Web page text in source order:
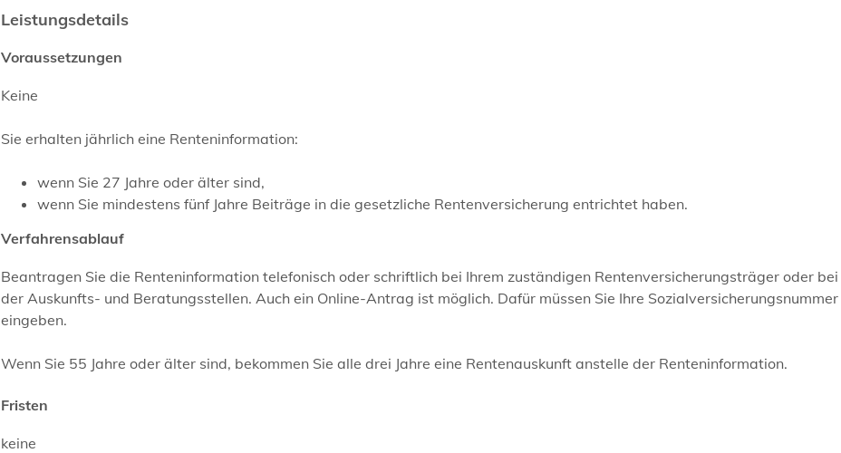
Leistungsdetails
Voraussetzungen
Keine
Sie erhalten jährlich eine Renteninformation:
wenn Sie 27 Jahre oder älter sind,
wenn Sie mindestens fünf Jahre Beiträge in die gesetzliche Rentenversicherung entrichtet haben.
Verfahrensablauf
Beantragen Sie die Renteninformation telefonisch oder schriftlich bei Ihrem zuständigen Rentenversicherungsträger oder
der Auskunfts- und Beratungsstellen. Auch ein Online-Antrag ist möglich. Dafür müssen Sie Ihre Sozialversicherungsnummer
eingeben.
Wenn Sie 55 Jahre oder älter sind, bekommen Sie alle drei Jahre eine Rentenauskunft anstelle der Renteninformation.
Fristen
keine